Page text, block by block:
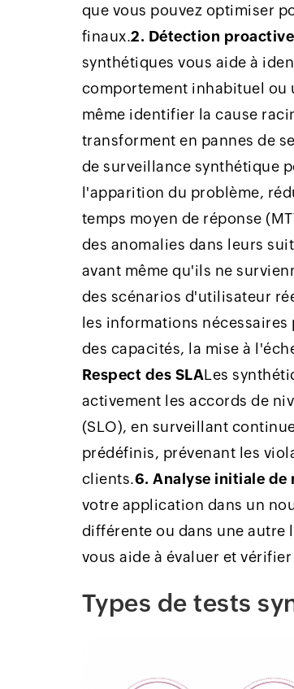
que vous pouvez optimiser
finaux.2. Détection
synthétiques vous aide à
comportement inhabituel ou
même identifier la cause
transforment en pannes de
de surveillance synthétique
l'apparition du problème,
temps moyen de réponse
des anomalies dans leurs
avant même qu'ils ne
des scénarios d'utilisateur
les informations
des capacités, la mise à
Respect des SLALes
activement les accords de
(SLO), en surveillant
prédéfinis, prévenant les
clients.6. Analyse initiale de
votre application dans un
différente ou dans une autre
vous aide à évaluer et
Types de tests